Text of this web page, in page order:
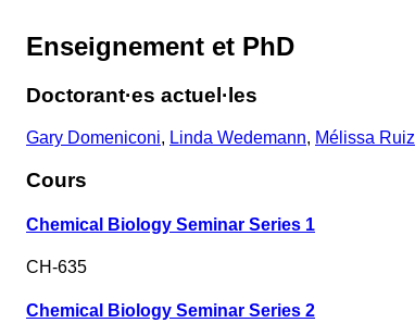
Enseignement et PhD
Doctorant·es actuel·les
Gary Domeniconi, Linda Wedemann, Mélissa Ruiz
Cours
Chemical Biology Seminar Series 1
CH-635
Chemical Biology Seminar Series 2